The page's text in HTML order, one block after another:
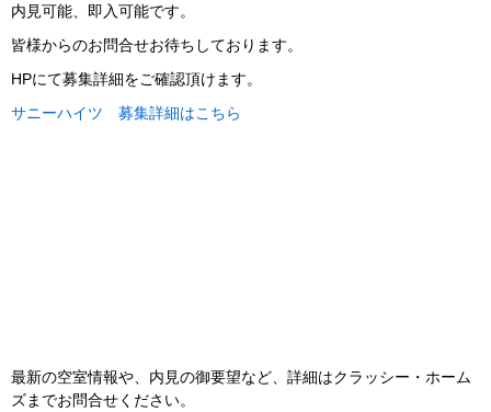
内見可能、即入可能です。
皆様からのお問合せお待ちしております。
HPにて募集詳細をご確認頂けます。
サニーハイツ 募集詳細はこちら
最新の空室情報や、内見の御要望など、詳細はクラッシー・ホーム
ズまでお問合せください。